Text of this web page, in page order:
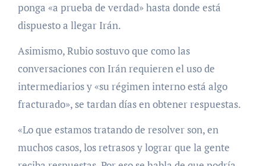
ponga «a prueba de verdad» hasta donde está
dispuesto a llegar Irán.
Asimismo, Rubio sostuvo que como las
conversaciones con Irán requieren el uso de
intermediarios y «su régimen interno está algo
fracturado», se tardan días en obtener respuestas.
«Lo que estamos tratando de resolver son, en
muchos casos, los retrasos y lograr que la gente